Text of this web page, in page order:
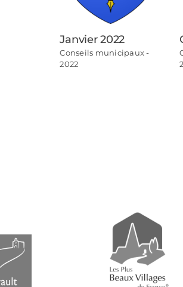
Janvier 2022
Conseils municipaux -
2022